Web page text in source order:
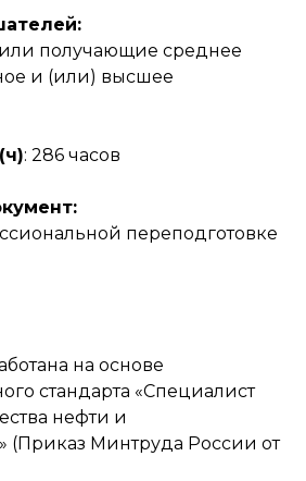
получающие среднее
и (или) высшее
: 286 часов
переподготовке
на основе
стандарта «Специалист
нефти и
(Приказ Минтруда России от